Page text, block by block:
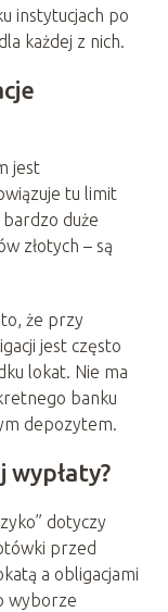
instytucjach po
każdej z nich.
jest
tu limit
duże
złotych – są
że przy
jest często
lokat. Nie ma
banku
depozytem.
wypłaty?
dotyczy
przed
a obligacjami
wyborze